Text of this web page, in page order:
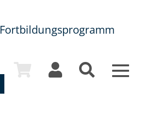
Fortbildungsprogramm
Toggle